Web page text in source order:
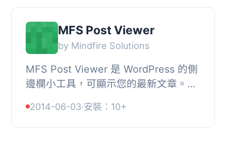
MFS Post Viewer
by Mindfire Solutions
MFS Post Viewer 是 WordPress 的側
邊欄小工具，可顯示您的最新文章。它
式。, 藉由此 WordPress 外掛，您可以
啟用小工具，...
2014-06-03·安裝：10+